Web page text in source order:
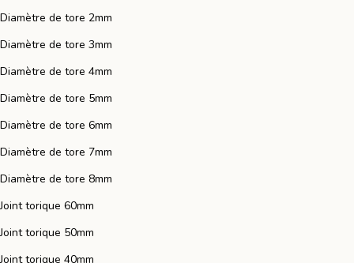
Diamètre de tore 5mm
Diamètre de tore 6mm
Diamètre de tore 7mm
Diamètre de tore 8mm
Joint torique 60mm
Joint torique 50mm
Joint torique 40mm
Diamètre de tore 2mm
Diamètre de tore 3mm
Diamètre de tore 4mm